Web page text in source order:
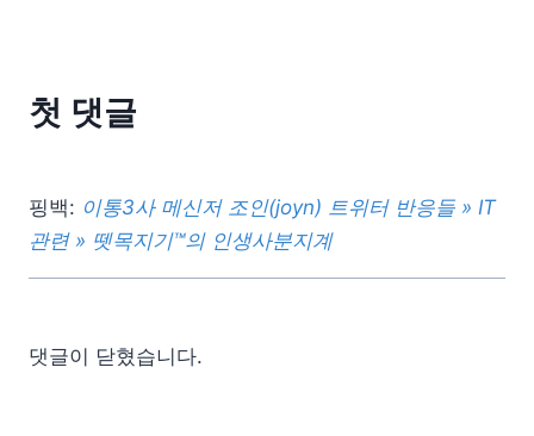
첫 댓글
핑백: 이통3사 메신저 조인(joyn) 트위터 반응들 » IT
관련 » 뗏목지기™의 인생사분지계
댓글이 닫혔습니다.